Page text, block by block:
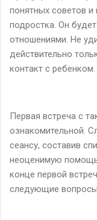
понятных советов и
подростка. Он
отношениями. Не
действительно
контакт с ребенком.
Первая встреча с
ознакомительной.
сеансу, составив
неоценимую помощь
конце первой
следующие